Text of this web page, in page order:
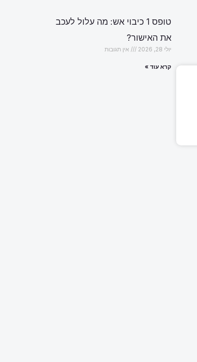
טופס 1 כיבוי אש: מה עלול לעכב
את האישור?
יולי 28, 2026 אין תגובות
קרא עוד »